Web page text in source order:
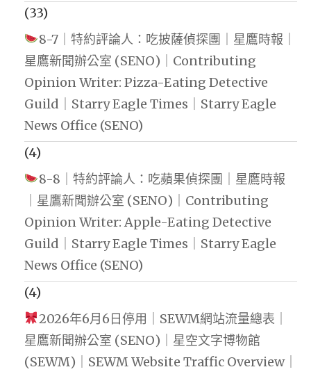
(33)
8-7｜特約評論人：吃披薩偵探團｜星鷹時報｜
星鷹新聞辦公室 (SENO)｜Contributing
Opinion Writer: Pizza-Eating Detective
Guild｜Starry Eagle Times｜Starry Eagle
News Office (SENO)
(4)
8-8｜特約評論人：吃蘋果偵探團｜星鷹時報
｜星鷹新聞辦公室 (SENO)｜Contributing
Opinion Writer: Apple-Eating Detective
Guild｜Starry Eagle Times｜Starry Eagle
News Office (SENO)
(4)
2026年6月6日停用｜SEWM網站流量總表｜
星鷹新聞辦公室 (SENO)｜星空文字博物館
(SEWM)｜SEWM Website Traffic Overview｜